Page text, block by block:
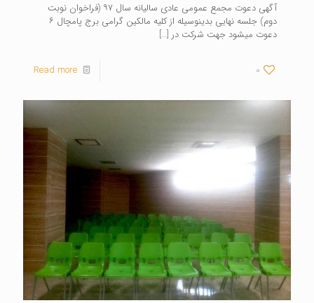
آگهی دعوت مجمع عمومی عادی سالیانه سال ۹۷ (فراخوان نوبت
دوم) جلسه نهایی بدینوسیله از کلیه مالکین گرامی برج پامچال ۶
دعوت میشود جهت شرکت در[…]
0
Read more